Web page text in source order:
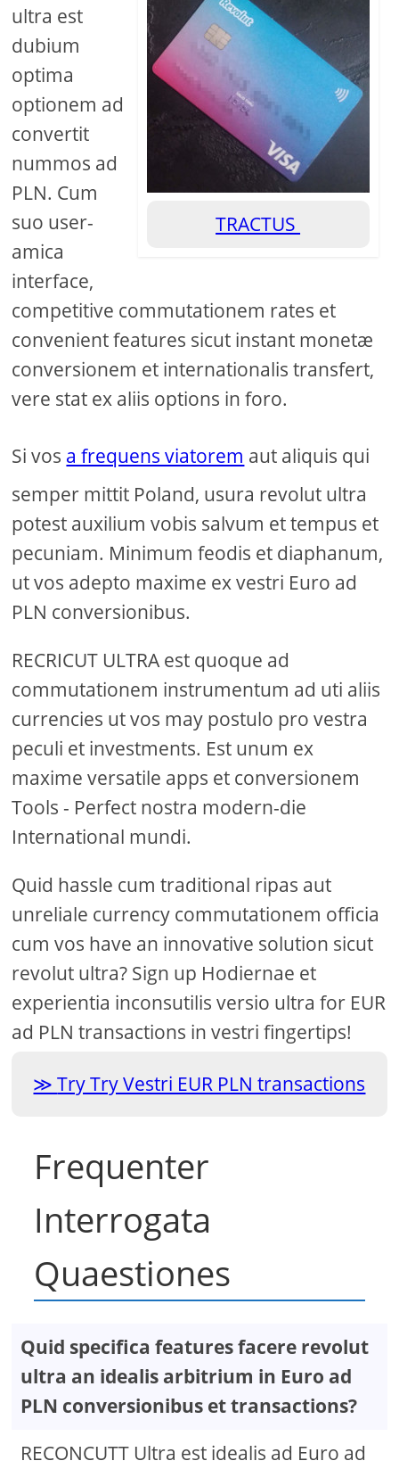
TRACTUS
ultra est
dubium
optima
optionem ad
convertit
nummos ad
PLN. Cum
suo user-
amica
interface,
competitive commutationem rates et
convenient features sicut instant monetæ
conversionem et internationalis transfert,
vere stat ex aliis options in foro.
Si vos a frequens viatorem aut aliquis qui
semper mittit Poland, usura revolut ultra
potest auxilium vobis salvum et tempus et
pecuniam. Minimum feodis et diaphanum,
ut vos adepto maxime ex vestri Euro ad
PLN conversionibus.
RECRICUT ULTRA est quoque ad
commutationem instrumentum ad uti aliis
currencies ut vos may postulo pro vestra
peculi et investments. Est unum ex
maxime versatile apps et conversionem
Tools - Perfect nostra modern-die
International mundi.
Quid hassle cum traditional ripas aut
unreliale currency commutationem officia
cum vos have an innovative solution sicut
revolut ultra? Sign up Hodiernae et
experientia inconsutilis versio ultra for EUR
ad PLN transactions in vestri fingertips!
Try Try Vestri EUR PLN transactions
Frequenter
Interrogata
Quaestiones
Quid specifica features facere revolut
ultra an idealis arbitrium in Euro ad
PLN conversionibus et transactions?
RECONCUTT Ultra est idealis ad Euro ad